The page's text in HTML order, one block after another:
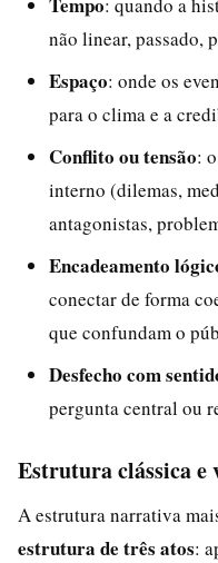
não linear, passado,
Espaço: onde os
para o clima e a
Conflito ou tensão:
interno (dilemas,
antagonistas,
Encadeamento
conectar de forma
que confundam o
Desfecho com
pergunta central ou
Estrutura clássica e
A estrutura narrativa
estrutura de três atos: